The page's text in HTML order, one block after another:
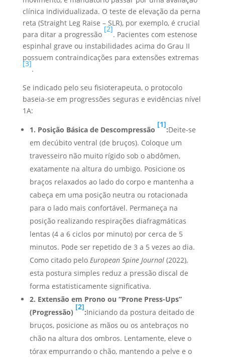
clínica individualizada. O teste de elevação da perna
reta (Straight Leg Raise – SLR), por exemplo, é crucial
para ditar a progressão
[2]
. Pacientes com estenose
espinhal grave ou instabilidades acima do Grau II
possuem contraindicações para extensões extremas
[3]
.
Se indicado pelo seu fisioterapeuta, o protocolo
baseia-se em progressões seguras e evidências nível
1A:
1. Posição Básica de Descompressão
[1]
:Deite-se
em decúbito ventral (de bruços). Coloque um
travesseiro não muito rígido sob o abdômen,
exatamente na altura do umbigo. Posicione os
braços relaxados ao lado do corpo e mantenha a
cabeça em uma posição neutra ou rotacionada
para o lado mais confortável. Permaneça na
posição realizando respirações diafragmáticas
lentas (4 a 6 ciclos por minuto) por cerca de 5
minutos. Pode ser repetido de 3 a 5 vezes ao dia.
Como citado pelo European Spine Journal(2022),
esta postura simples reduz a pressão discal de
forma estatisticamente significativa.
2. Extensão em Prono ou “Prone Press-Ups”
(Progressão)
[2]
:Iniciando da postura deitado de
bruços, posicione as mãos ou os antebraços no
chão na altura dos ombros. Lentamente, eleve o
tórax empurrando o chão, mantendo a pelve e o